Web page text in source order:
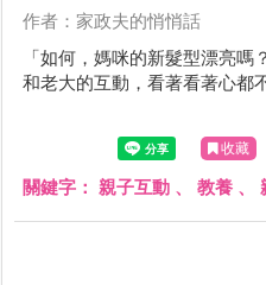
作者：家政夫的悄悄話
「如何，媽咪的新髮型漂亮
和老大的互動，看著看著心都
收藏
關鍵字： 親子互動 、 教養 、